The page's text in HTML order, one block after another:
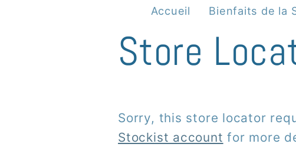
Accueil Bienfaits de la
Store
Sorry, this store locator
Stockist account for more